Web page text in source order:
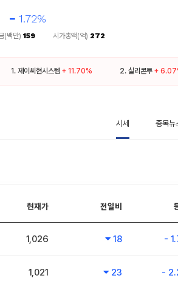
1.72%
(백만) 159 시가총액(억) 272
1. 제이씨현시스템 + 11.70% 2. 실리콘투 +
시세 종목뉴